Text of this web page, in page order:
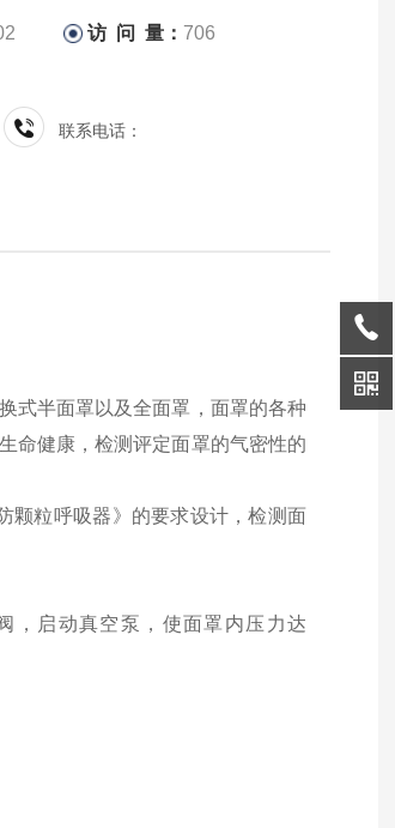
访 问 量： 706
联系电话：
式半面罩以及全面罩，面罩的各种
命健康，检测评定面罩的气密性的
颗粒呼吸器》的要求设计，检测面
，启动真空泵，使面罩内压力达